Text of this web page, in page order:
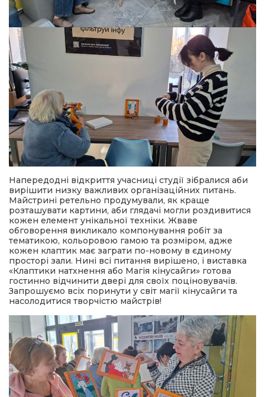
Напередодні відкриття учасниці студії зібралися аби
вирішити низку важливих організаційних питань.
Майстрині ретельно продумували, як краще
розташувати картини, аби глядачі могли роздивитися
кожен елемент унікальної техніки. Жваве
обговорення викликало компонування робіт за
тематикою, кольоровою гамою та розміром, адже
кожен клаптик має заграти по-новому в єдиному
просторі зали. Нині всі питання вирішено, і виставка
«Клаптики натхнення або Магія кінусайги» готова
гостинно відчинити двері для своїх поціновувачів.
Запрошуємо всіх поринути у світ магії кінусайги та
насолодитися творчістю майстрів!